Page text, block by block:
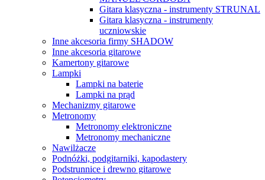
Gitara klasyczna - instrumenty STRUNAL
Gitara klasyczna - instrumenty
uczniowskie
Inne akcesoria firmy SHADOW
Inne akcesoria gitarowe
Kamertony gitarowe
Lampki
Lampki na baterie
Lampki na prąd
Mechanizmy gitarowe
Metronomy
Metronomy elektroniczne
Metronomy mechaniczne
Nawilżacze
Podnóżki, podgitarniki, kapodastery
Podstrunnice i drewno gitarowe